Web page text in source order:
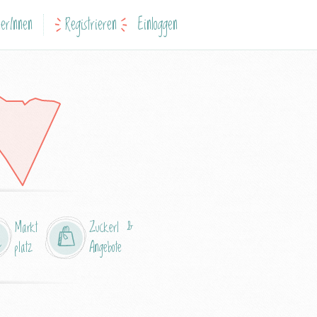
Registrieren Einloggen
Markt
platz
Zuckerl &
Angebote